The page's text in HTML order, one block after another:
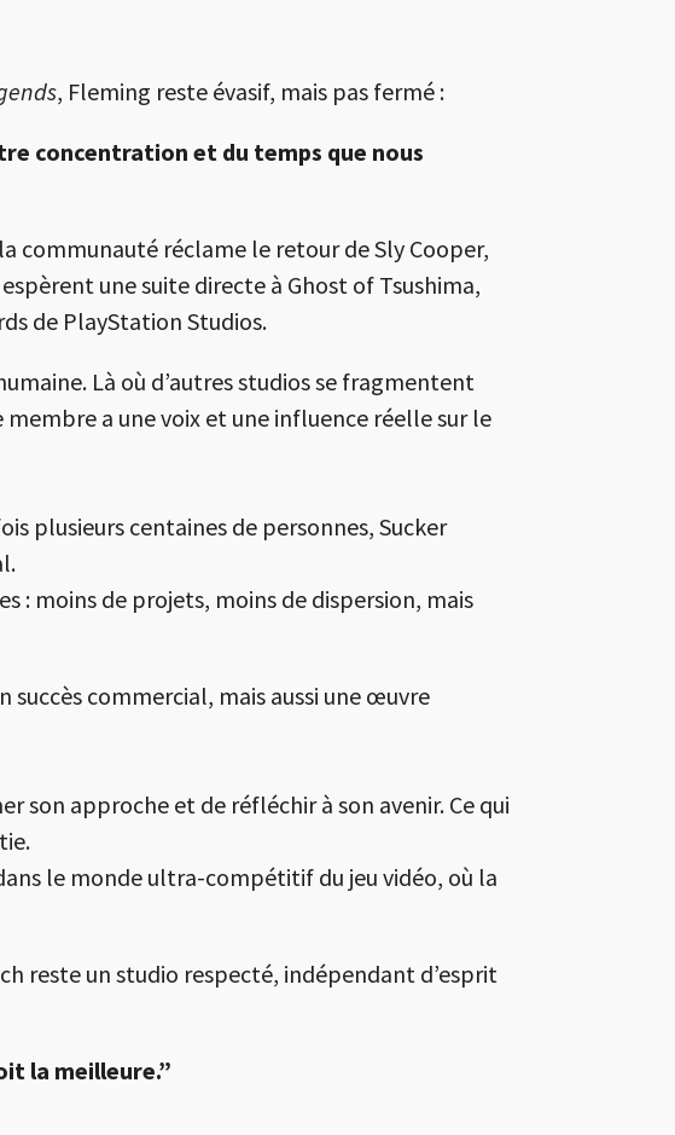
, Fleming reste évasif, mais pas fermé :
concentration et du temps que nous
communauté réclame le retour de Sly Cooper,
une suite directe à Ghost of Tsushima,
de PlayStation Studios.
Là où d’autres studios se fragmentent
a une voix et une influence réelle sur le
plusieurs centaines de personnes, Sucker
: moins de projets, moins de dispersion, mais
succès commercial, mais aussi une œuvre
son approche et de réfléchir à son avenir. Ce qui
le monde ultra-compétitif du jeu vidéo, où la
reste un studio respecté, indépendant d’esprit
la meilleure.”